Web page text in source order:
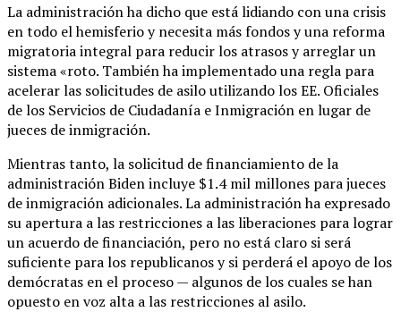
La administración ha dicho que está lidiando con una crisis
en todo el hemisferio y necesita más fondos y una reforma
migratoria integral para reducir los atrasos y arreglar un
sistema «roto. También ha implementado una regla para
acelerar las solicitudes de asilo utilizando los EE. Oficiales
de los Servicios de Ciudadanía e Inmigración en lugar de
jueces de inmigración.
Mientras tanto, la solicitud de financiamiento de la
administración Biden incluye $1.4 mil millones para jueces
de inmigración adicionales. La administración ha expresado
su apertura a las restricciones a las liberaciones para lograr
un acuerdo de financiación, pero no está claro si será
suficiente para los republicanos y si perderá el apoyo de los
demócratas en el proceso — algunos de los cuales se han
opuesto en voz alta a las restricciones al asilo.